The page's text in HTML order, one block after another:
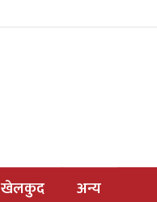
खेलकुद अन्य